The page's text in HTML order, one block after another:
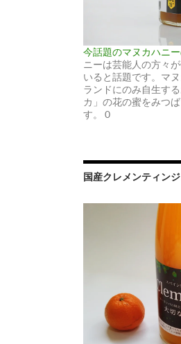
今話題のマヌカハニ
ニーは芸能人の方々
いると話題です。マ
ランドにのみ自生す
カ」の花の蜜をみつ
す。 0
国産クレメンティン